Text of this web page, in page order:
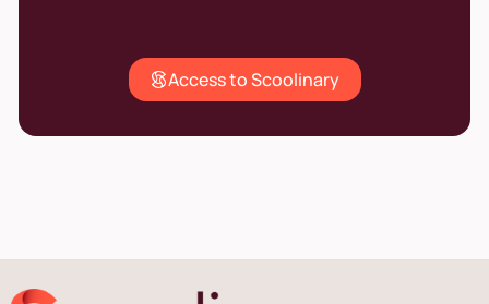
Access to Scoolinary